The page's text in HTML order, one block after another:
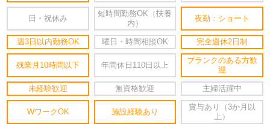
日・祝休み
短時間勤務OK（扶養
内）
夜勤：ショート
週3日以内勤務OK 曜日・時間相談OK 完全週休2日制
残業月10時間以下 年間休日110日以上
ブランクのある方歓
迎
未経験歓迎 無資格歓迎 主婦活躍中
WワークOK 施設経験あり
賞与あり（3か月以
上）